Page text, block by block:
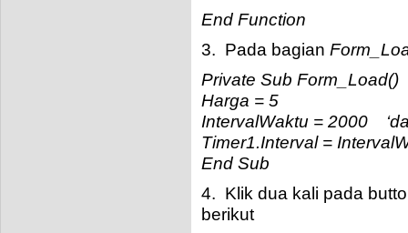
End Function
3. Pada bagian
Private Sub Form_Load()
Harga = 5
IntervalWaktu = 2000
Timer1.Interval =
End Sub
4. Klik dua kali pada
berikut